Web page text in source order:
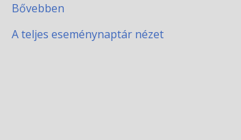
Bővebben
A teljes eseménynaptár nézet